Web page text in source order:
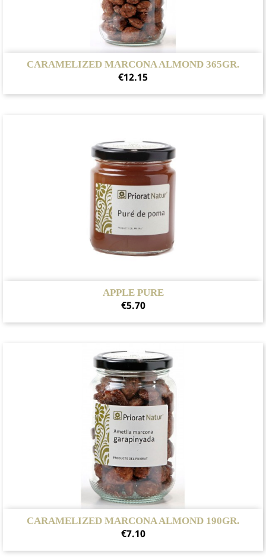
CARAMELIZED MARCONA ALMOND 365GR.
Price
€12.15
APPLE PURE
Price
€5.70
CARAMELIZED MARCONA ALMOND 190GR.
Price
€7.10